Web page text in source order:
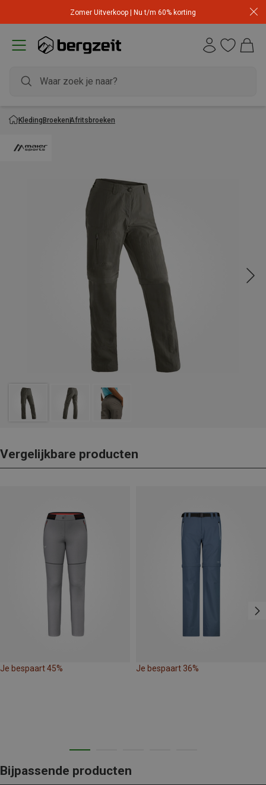
Zomer Uitverkoop | Nu t/m 60% korting
KledingBroekenAfritsbroeken
Vergelijkbare producten
Je bespaart 45% Je bespaart 36%
Bijpassende producten